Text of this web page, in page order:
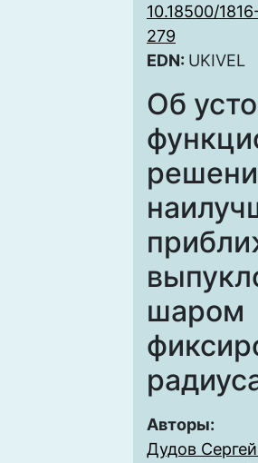
10.18500/
279
EDN: UKIVEL
Об
шаром
Авторы:
Дудов